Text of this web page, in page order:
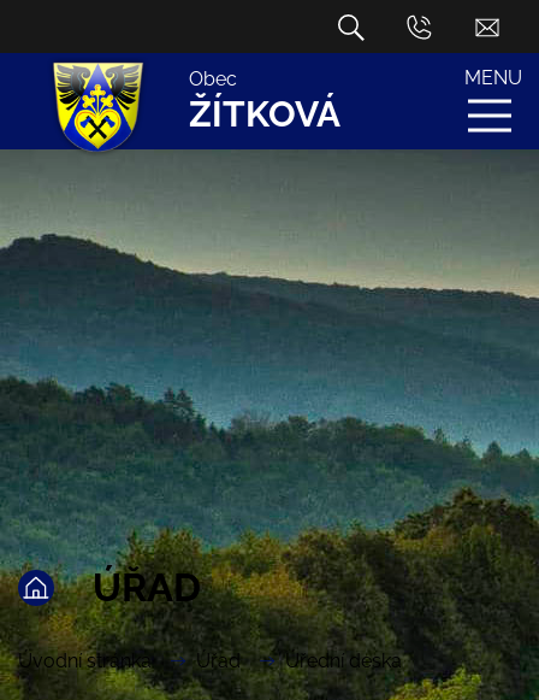
Obec
ŽÍTKOVÁ
MENU
ÚŘAD
Úvodní stránka Úřad Úřední deska